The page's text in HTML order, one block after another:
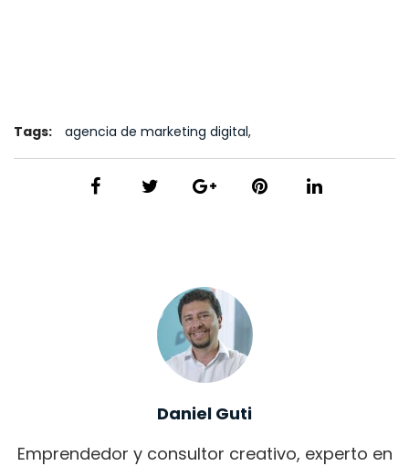
Tags: agencia de marketing digital,
Daniel Guti
Emprendedor y consultor creativo, experto en